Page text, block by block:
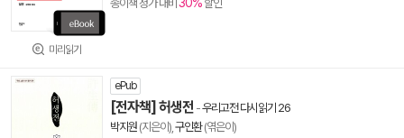
미리읽기
종이책 정가 대비 할인
ePub
[전자책] 허생전 -우리고전 다시읽기 26
박지원 (지은이), 구인환(엮은이)